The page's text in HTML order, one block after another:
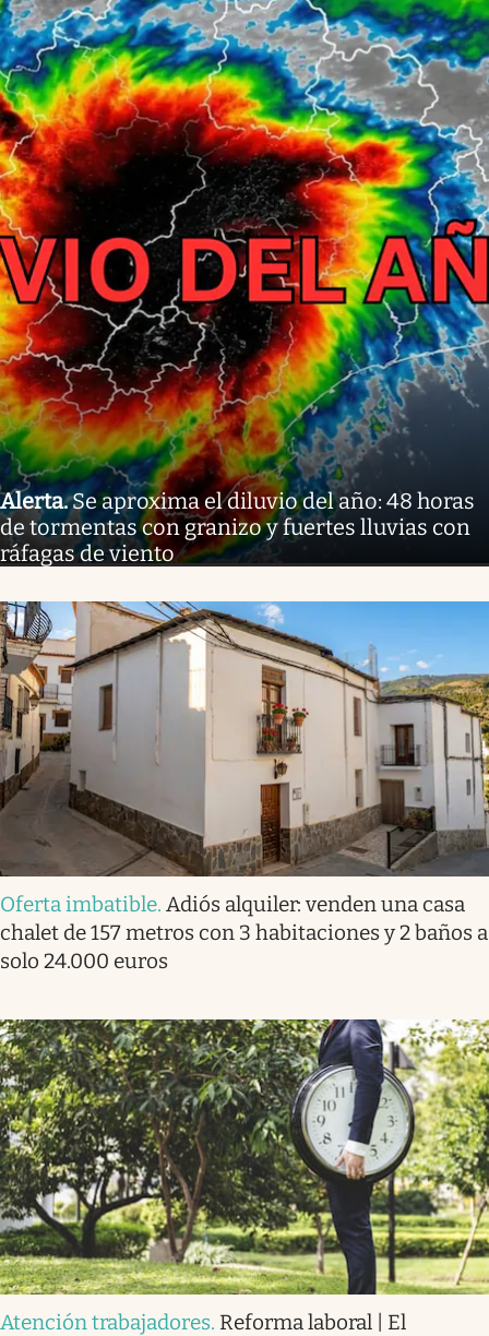
Alerta.Se aproxima el diluvio del año: 48 horas
de tormentas con granizo y fuertes lluvias con
ráfagas de viento
Oferta imbatible. Adiós alquiler: venden una casa
chalet de 157 metros con 3 habitaciones y 2 baños a
solo 24.000 euros
Atención trabajadores. Reforma laboral | El